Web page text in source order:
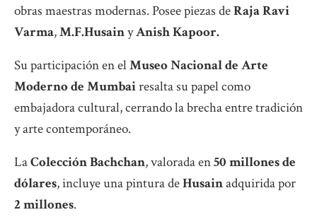
obras maestras modernas. Posee piezas deRaja Ravi
Varma,M.F.HusainyAnish Kapoor.
Su participación en elMuseo Nacional de Arte
Moderno de Mumbairesalta su papel como
embajadora cultural, cerrando la brecha entre tradición
y arte contemporáneo.
LaColección Bachchan, valorada en50 millones de
dólares, incluye una pintura deHusainadquirida por
2 millones.